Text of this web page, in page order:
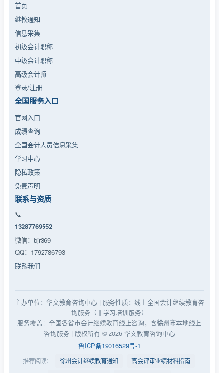
13287769552
首页
继教通知
信息采集
初级会计职称
中级会计职称
高级会计师
登录/注册
全国服务入口
官网入口
成绩查询
全国会计人员信息采集
学习中心
隐私政策
免责声明
联系与资质
📞
13287769552
微信：bjr369
QQ：1792786793
联系我们
主办单位：华文教育咨询中心 | 服务性质：线上全国会计继续教育咨
询服务（非学习培训服务）
服务覆盖：全国各省市会计继续教育线上咨询，含徐州市本地线上
咨询服务 | 版权所有 © 2026华文教育咨询中心
鲁ICP备19016529号-1
推荐阅读： 徐州会计继续教育通知
高会评审业绩材料指南